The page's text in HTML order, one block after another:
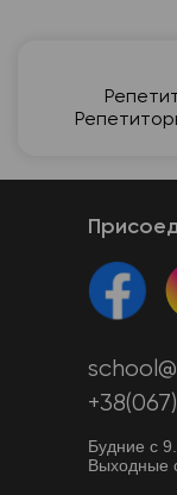
Будние с
Выходные